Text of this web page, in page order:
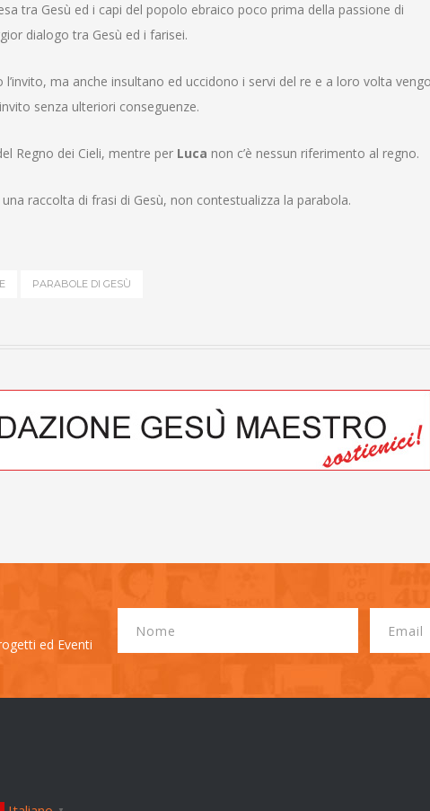
tra Gesù ed i capi del popolo ebraico poco prima della passione di
dialogo tra Gesù ed i farisei.
ma anche insultano ed uccidono i servi del re e a loro volta
senza ulteriori conseguenze.
Regno dei Cieli, mentre per Luca non c’è nessun riferimento al regno.
raccolta di frasi di Gesù, non contestualizza la parabola.
PARABOLE DI GESÙ
ed Eventi